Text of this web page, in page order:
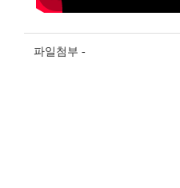
파일첨부 -